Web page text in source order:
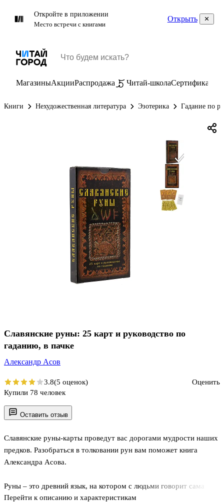
Откройте в приложении
Место встречи с книгами
Открыть
МагазиныАкцииРаспродажа Читай-школаСертификаты
Книги Нехудожественная литература Эзотерика Гадание по
Оставить отзыв
Славянские руны-карты проведут вас дорогами мудрости наших
предков. Разобраться в толковании рун вам поможет книга
Александра Асова.
Руны – это древний язык, на котором с людьми говорит сама
судьба. Руны обладают огромной магической силой, способной
Перейти к описанию и характеристикам
Славянские руны: 25 карт и руководство по
гаданию, в пачке
Александр Асов
3.8(5 оценок)
Оценить
Купили 78 человек